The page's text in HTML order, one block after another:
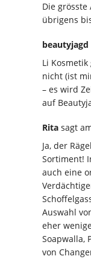
Die grösste
übrigens
beautyjagd
Li
nicht (ist
– es wird
auf
Rita sagt
Ja, der
Sortiment!
auch eine
Auswahl
eher
Soapwalla,
von